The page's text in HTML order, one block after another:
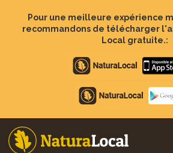
contenu
Pour une meilleure expérience
recommandons de télécharger
Local gratuite.:
Apple
store
Google
Play